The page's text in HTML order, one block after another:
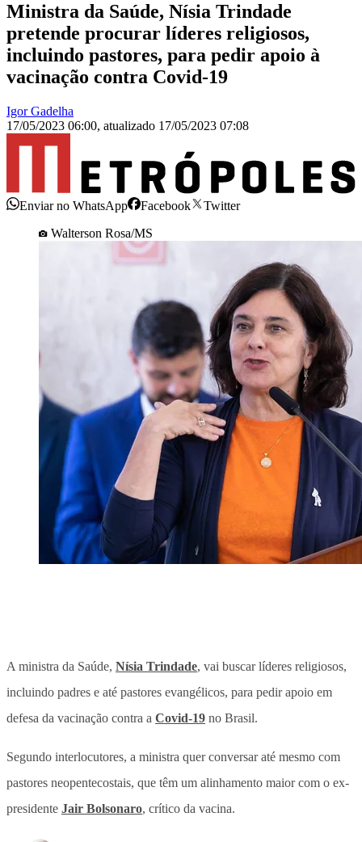
Ministra da Saúde, Nísia Trindade
pretende procurar líderes religiosos,
incluindo pastores, para pedir apoio à
vacinação contra Covid-19
Igor Gadelha
17/05/2023 06:00, atualizado 17/05/2023 07:08
Enviar no WhatsApp Facebook
Twitter
Walterson Rosa/MS
A ministra da Saúde, Nísia Trindade, vai buscar líderes religiosos,
incluindo padres e até pastores evangélicos, para pedir apoio em
defesa da vacinação contra a Covid-19 no Brasil.
Segundo interlocutores, a ministra quer conversar até mesmo com
pastores neopentecostais, que têm um alinhamento maior com o ex-
presidente Jair Bolsonaro, crítico da vacina.